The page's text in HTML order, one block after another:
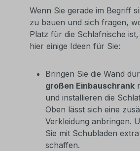
Wenn Sie gerade im Begriff
zu bauen und sich fragen,
Platz für die Schlafnische
hier einige Ideen für Sie:
Bringen Sie die Wand
großen Einbauschrank
und installieren die
Oben lässt sich eine
Verkleidung anbringen.
Sie mit Schubladen
schaffen.